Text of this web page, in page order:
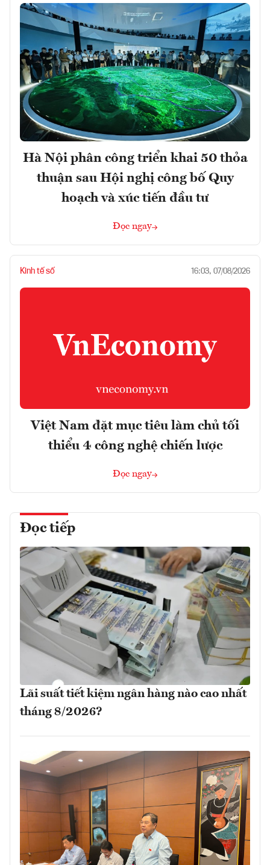
Hà Nội phân công triển khai 50 thỏa
thuận sau Hội nghị công bố Quy
hoạch và xúc tiến đầu tư
Đọc ngay
Kinh tế số 16:03, 07/08/2026
Việt Nam đặt mục tiêu làm chủ tối
thiểu 4 công nghệ chiến lược
Đọc ngay
Đọc tiếp
Lãi suất tiết kiệm ngân hàng nào cao nhất
tháng 8/2026?